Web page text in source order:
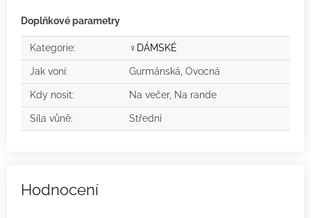
Doplňkové parametry
Kategorie: ♀️DÁMSKÉ
Jak voní: Gurmánská, Ovocná
Kdy nosit: Na večer, Na rande
Síla vůně: Střední